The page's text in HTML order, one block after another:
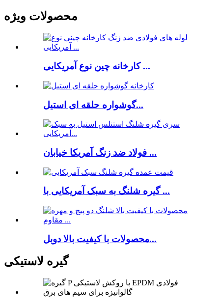
محصولات ویژه
کارخانه چین نوع آمریکایی ...
گوشواره حلقه ای استیل...
فولاد ضد زنگ آمریکا خیابان ...
گیره شلنگ به سبک آمریکایی با ...
محصولات با کیفیت بالا دوبل...
گیره لاستیکی